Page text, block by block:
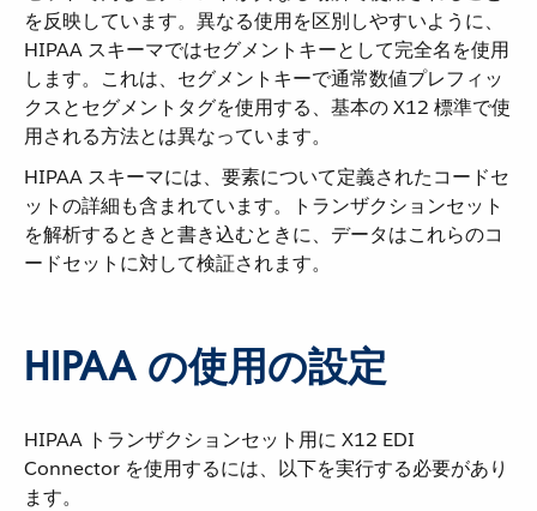
を反映しています。異なる使用を区別しやすいように、
HIPAA スキーマではセグメントキーとして完全名を使用
します。これは、セグメントキーで通常数値プレフィッ
クスとセグメントタグを使用する、基本の X12 標準で使
用される方法とは異なっています。
HIPAA スキーマには、要素について定義されたコードセ
ットの詳細も含まれています。トランザクションセット
を解析するときと書き込むときに、データはこれらのコ
ードセットに対して検証されます。
HIPAA の使用の設定
HIPAA トランザクションセット用に X12 EDI
Connector を使用するには、以下を実行する必要があり
ます。